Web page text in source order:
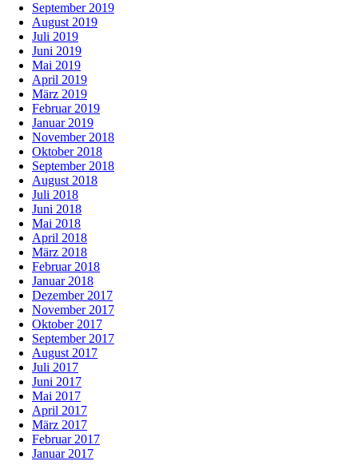
September 2019
August 2019
Juli 2019
Juni 2019
Mai 2019
April 2019
März 2019
Februar 2019
Januar 2019
November 2018
Oktober 2018
September 2018
August 2018
Juli 2018
Juni 2018
Mai 2018
April 2018
März 2018
Februar 2018
Januar 2018
Dezember 2017
November 2017
Oktober 2017
September 2017
August 2017
Juli 2017
Juni 2017
Mai 2017
April 2017
März 2017
Februar 2017
Januar 2017